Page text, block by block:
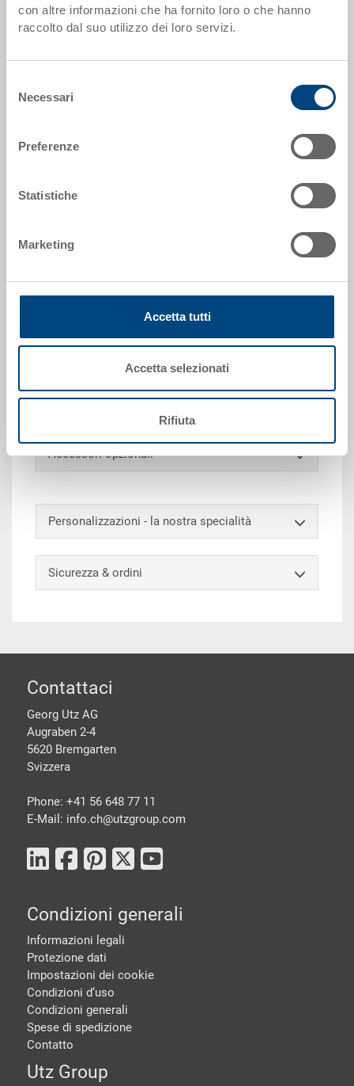
con altre informazioni che ha fornito loro o che hanno
raccolto dal suo utilizzo dei loro servizi.
delNecessari
Preferenze
Statistiche
Marketing
Accetta tutti
Accetta selezionati
Rifiuta
Codice
5-6417N-3-V.5070.0101
Contenitore EUROTEC, PP, blu luce RAL 5012, esterno
pareti chiuse, doppio fondo chiuso, 4 impugnature a
conchiglia, scanalatura per forche chiusa, punti di
tutti i lati, angoli di presa 50 mm
Accessori opzionali
Personalizzazioni - la nostra specialità
Sicurezza & ordini
piè di pagine
Contattaci
Georg Utz AG
Augraben 2-4
5620 Bremgarten
Svizzera
Phone: +41 56 648 77 11
E-Mail: info.ch@utzgroup.com
Condizioni generali
Informazioni legali
Protezione dati
Impostazioni dei cookie
Condizioni d‘uso
Condizioni generali
Spese di spedizione
Contatto
Utz Group